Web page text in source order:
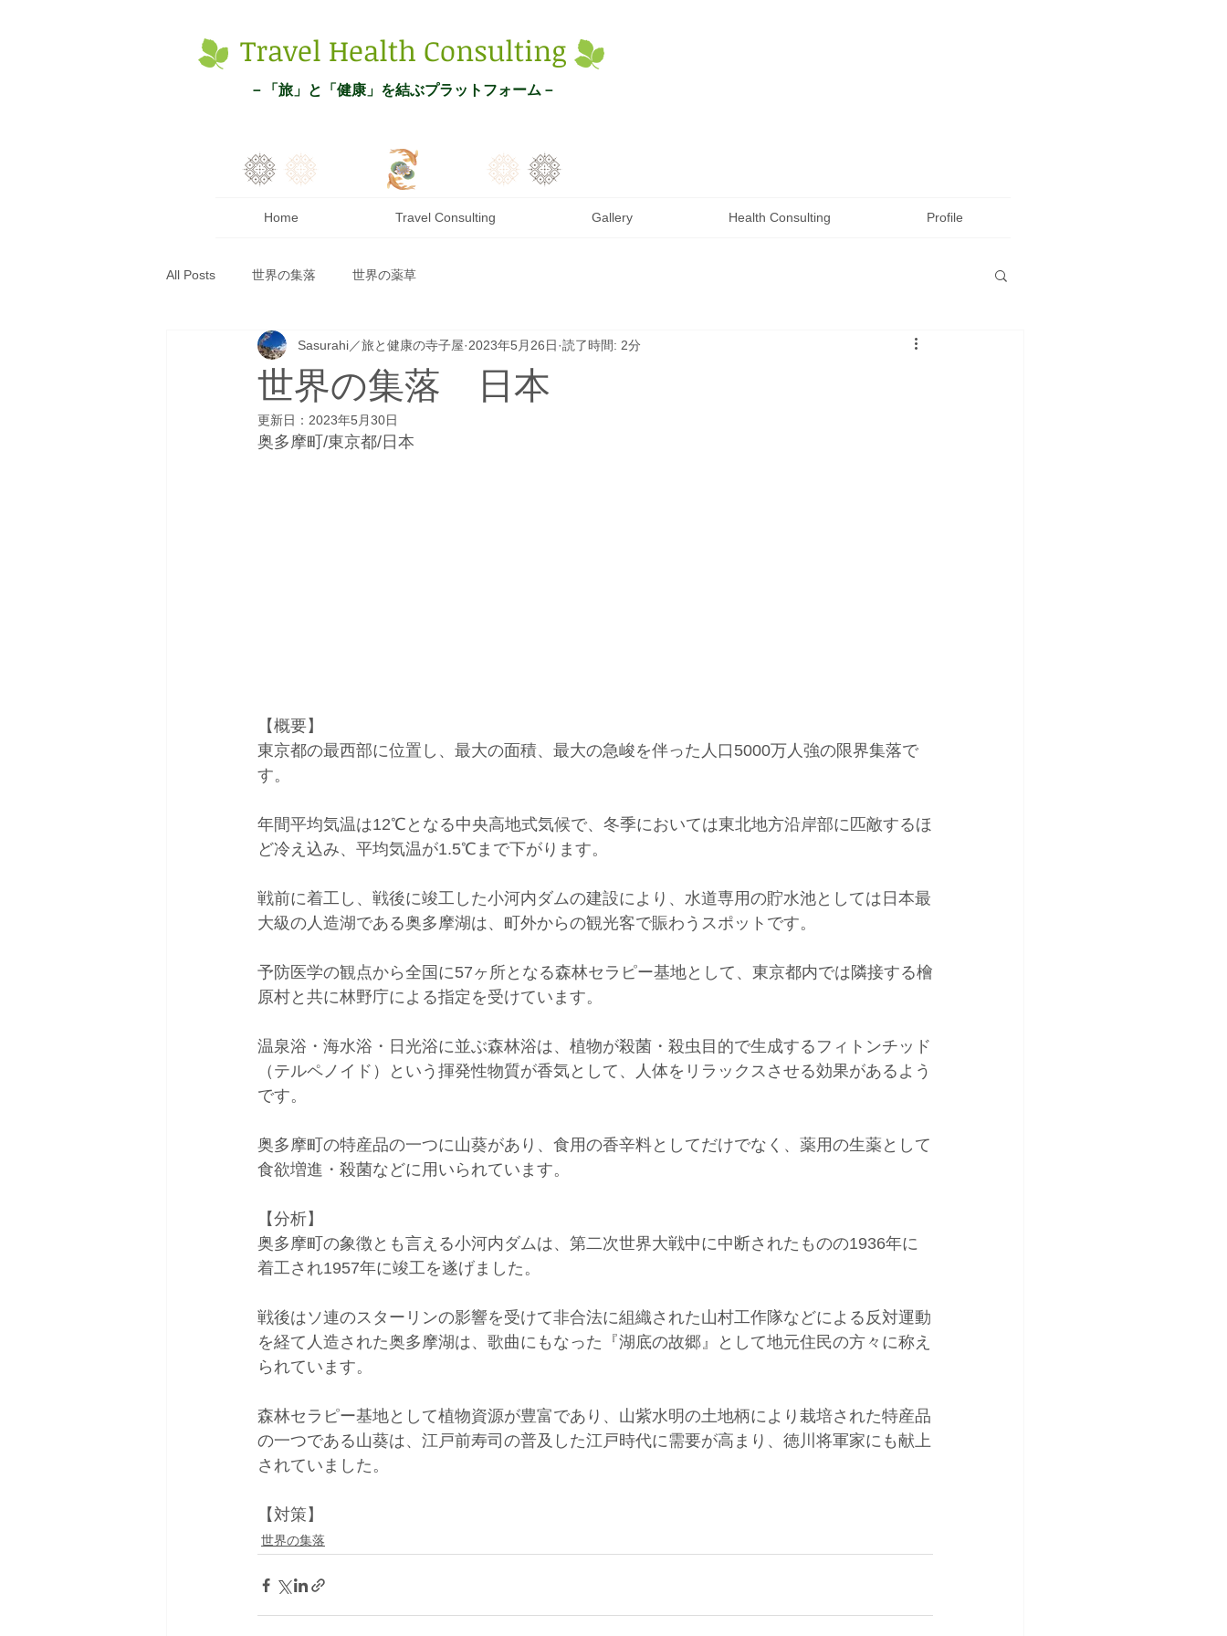
Travel Health Consulting
－ 「旅 」と「健康」を結ぶプラットフォーム－
Home Travel Consulting Gallery Health Consulting Profile
All Posts 世界の集落 世界の薬草
世界の集落 日本
Sasurahi／旅と健康の寺子屋 2023年5月26日 読了時間: 2分
更新日： 2023年5月30日
奥多摩町/東京都/日本
【概要】
東京都の最西部に位置し、最大の面積、最大の急峻を伴った人口5000万人強の限界集落で
す。
年間平均気温は12℃となる中央高地式気候で、冬季においては東北地方沿岸部に匹敵するほ
ど冷え込み、平均気温が1.5℃まで下がります。
戦前に着工し、戦後に竣工した小河内ダムの建設により、水道専用の貯水池としては日本最
大級の人造湖である奥多摩湖は、町外からの観光客で賑わうスポットです。
予防医学の観点から全国に57ヶ所となる森林セラピー基地として、東京都内では隣接する檜
原村と共に林野庁による指定を受けています。
温泉浴・海水浴・日光浴に並ぶ森林浴は、植物が殺菌・殺虫目的で生成するフィトンチッド
（テルペノイド）という揮発性物質が香気として、人体をリラックスさせる効果があるよう
です。
奥多摩町の特産品の一つに山葵があり、食用の香辛料としてだけでなく、薬用の生薬として
食欲増進・殺菌などに用いられています。
【分析】
奥多摩町の象徴とも言える小河内ダムは、第二次世界大戦中に中断されたものの1936年に
着工され1957年に竣工を遂げました。
戦後はソ連のスターリンの影響を受けて非合法に組織された山村工作隊などによる反対運動
を経て人造された奥多摩湖は、歌曲にもなった『湖底の故郷』として地元住民の方々に称え
られています。
森林セラピー基地として植物資源が豊富であり、山紫水明の土地柄により栽培された特産品
の一つである山葵は、江戸前寿司の普及した江戸時代に需要が高まり、徳川将軍家にも献上
されていました。
【対策】
世界の集落